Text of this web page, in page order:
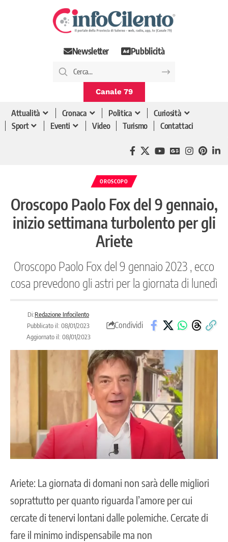
Newsletter Pubblicità
Canale 79
Attualità Cronaca Politica
Curiosità
Sport
Eventi Video Turismo Contattaci
OROSCOPO
Oroscopo Paolo Fox del 9 gennaio,
inizio settimana turbolento per gli
Ariete
Oroscopo Paolo Fox del 9 gennaio 2023 , ecco
cosa prevedono gli astri per la giornata di lunedì
Di:Redazione Infocilento
Pubblicato il: 08/01/2023
Aggiornato il: 08/01/2023
Condividi
Ariete: La giornata di domani non sarà delle migliori
soprattutto per quanto riguarda l’amore per cui
cercate di tenervi lontani dalle polemiche. Cercate di
fare il minimo indispensabile ma non